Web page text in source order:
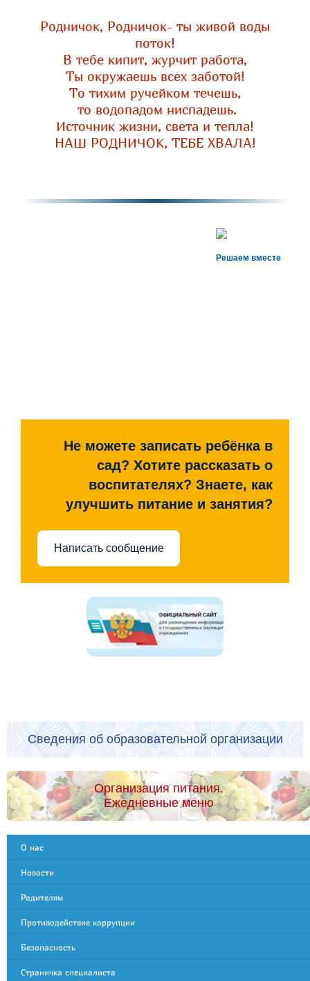
Родничок, Родничок- ты живой воды
поток!
В тебе кипит, журчит работа,
Ты окружаешь всех заботой!
То тихим ручейком течешь,
то водопадом ниспадешь.
Источник жизни, света и тепла!
НАШ РОДНИЧОК, ТЕБЕ ХВАЛА!
Решаем вместе
Не можете записать ребёнка в
сад? Хотите рассказать о
воспитателях? Знаете, как
улучшить питание и занятия?
Написать сообщение
Сведения об образовательной организации
Организация питания.
Ежедневные меню
О нас
Новости
Родителям
Противодействие коррупции
Безопасность
Страничка специалиста